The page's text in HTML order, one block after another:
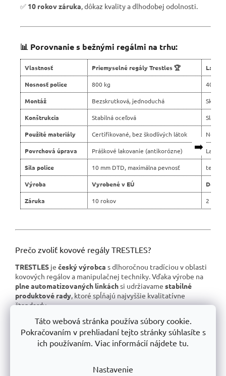
Táto webová stránka používa súbory cookie.
Pokračovaním v prehliadaní tejto stránky súhlasíte s
ich používaním. Viac informácií nájdete tu.
Nastavenie
✅ 10 rokov záruka , dôkaz kvality a dlhodobej odolnosti.
📊 Porovnanie s bežnými regálmi na trhu:
➡️
Vlastnosť Priemyselné regály Trestles 🏆 Lacné
Nosnosť police 800 kg 400 kg
Montáž Bezskrutková, jednoduchá
Konštrukcia Stabilná oceľová Slabší
Použité materiály Certifikované, bez škodlivých látok
Povrchová úprava Práškové lakovanie (antikorózne) Lacné
Sila police 10 mm DTD, maximálna pevnosť tenšie
Výroba Vyrobené v EÚ Dovoz
Záruka 10 rokov 2 roky
Prečo zvoliť kovové regály TRESTLES?
TRESTLES je český výrobca s dlhoročnou tradíciou v oblasti
kovových regálov a manipulačnej techniky. Vďaka výrobe na
plne automatizovaných linkáchsi udržiavame stabilné
produktové rady , ktoré spĺňajú najvyššie kvalitatívne
štandardy.
Skvelá stabilita, pevná oceľová konštrukcia testovaná na
extrémne zaťaženie.
Garantovaná nosnosť, každý regál je certifikovaný na
Perfektná ergonómia, jednoduchá manipulácia a